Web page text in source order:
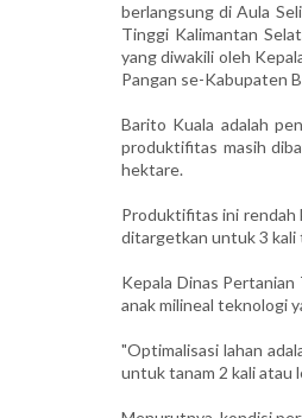
berlangsung di Aula
Tinggi Kalimantan
yang diwakili oleh
Pangan se-Kabupaten
Barito Kuala adalah
produktifitas masih
hektare.
Produktifitas ini rendah
ditargetkan untuk 3 kali
Kepala Dinas Pertanian
anak milineal teknologi
"Optimalisasi lahan
untuk tanam 2 kali atau